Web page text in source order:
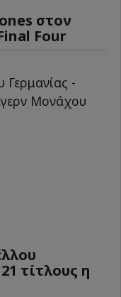
στον
Four
τίτλους η